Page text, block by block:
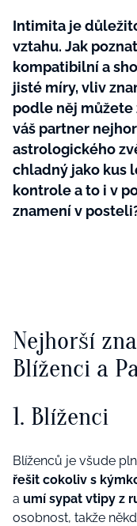
Intimita je
vztahu. Jak
kompatibilní a
jisté míry, vliv
podle něj můžete
váš partner
astrologického
chladný jako kus
kontrole a to i v
znamení v
Nejhorší
Blíženci a
1. Blíženci
Blíženců je všude
řešit cokoliv s
a umí sypat vtipy z
osobnost, takže